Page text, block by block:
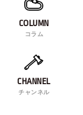
COLUMN
コラム
CHANNEL
チャンネル